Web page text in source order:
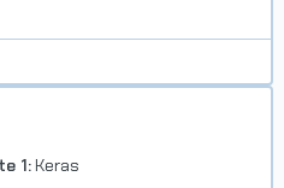
1: Keras